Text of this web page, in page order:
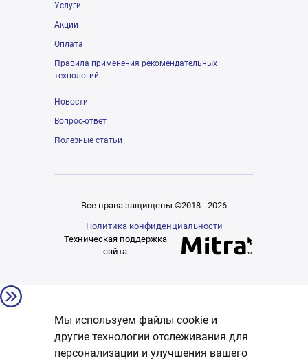
Услуги
Акции
Оплата
Правила применения рекомендательных
технологий
Новости
Вопрос-ответ
Полезные статьи
Все права защищены ©2018 - 2026
Политика конфиденциальности
Техническая поддержка
сайта
Мы используем файлы cookie и
другие технологии отслеживания для
персонализации и улучшения вашего